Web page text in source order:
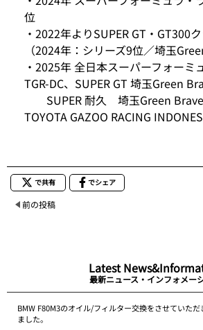
位
・2022年よりSUPER GT・GT300
（2024年：シリーズ9位／埼玉
・2025年 全日本スーパーフォーミ
TGR-DC、SUPER GT 埼玉Green
SUPER 耐久 埼玉Green
TOYOTA GAZOO RACING
で共有 でシェア
前の投稿
Latest
最新ニュース・インフォメー
BMW F80M3のオイル/フィルター交換をさせていただ
ました。